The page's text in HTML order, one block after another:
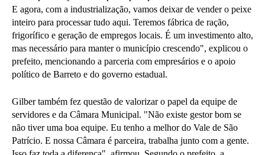
E agora, com a industrialização, vamos deixar de vender o peixe
inteiro para processar tudo aqui. Teremos fábrica de ração,
frigorífico e geração de empregos locais. É um investimento alto,
mas necessário para manter o município crescendo", explicou o
prefeito, mencionando a parceria com empresários e o apoio
político de Barreto e do governo estadual.
Gilber também fez questão de valorizar o papel da equipe de
servidores e da Câmara Municipal. "Não existe gestor bom se
não tiver uma boa equipe. Eu tenho a melhor do Vale de São
Patrício. E nossa Câmara é parceira, trabalha junto com a gente.